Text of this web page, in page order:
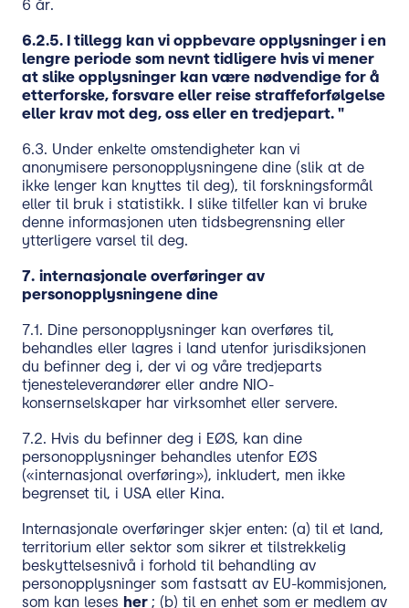
6 år.
6.2.5. I tillegg kan vi oppbevare opplysninger i en
lengre periode som nevnt tidligere hvis vi mener
at slike opplysninger kan være nødvendige for å
etterforske, forsvare eller reise straffeforfølgelse
eller krav mot deg, oss eller en tredjepart. "
6.3. Under enkelte omstendigheter kan vi
anonymisere personopplysningene dine (slik at de
ikke lenger kan knyttes til deg), til forskningsformål
eller til bruk i statistikk. I slike tilfeller kan vi bruke
denne informasjonen uten tidsbegrensning eller
ytterligere varsel til deg.
7. internasjonale overføringer av
personopplysningene dine
7.1. Dine personopplysninger kan overføres til,
behandles eller lagres i land utenfor jurisdiksjonen
du befinner deg i, der vi og våre tredjeparts
tjenesteleverandører eller andre NIO-
konsernselskaper har virksomhet eller servere.
7.2. Hvis du befinner deg i EØS, kan dine
personopplysninger behandles utenfor EØS
(«internasjonal overføring»), inkludert, men ikke
begrenset til, i USA eller Kina.
Internasjonale overføringer skjer enten: (a) til et land,
territorium eller sektor som sikrer et tilstrekkelig
beskyttelsesnivå i forhold til behandling av
personopplysninger som fastsatt av EU-kommisjonen,
som kan leses her ; (b) til en enhet som er medlem av